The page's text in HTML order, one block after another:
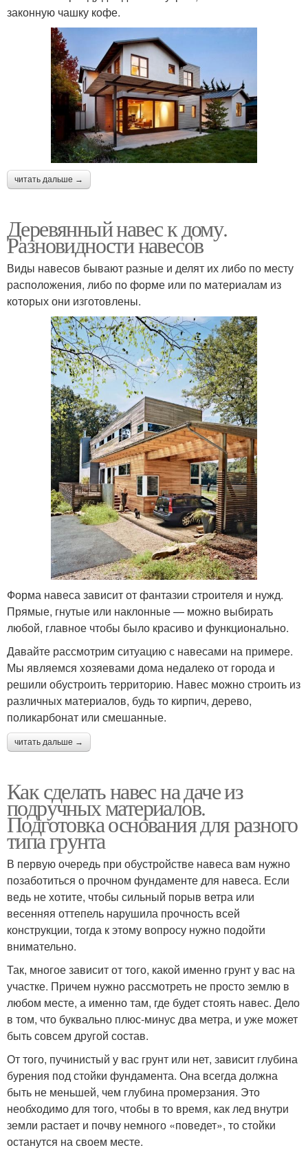
законную чашку кофе.
читать дальше →
Деревянный навес к дому.
Разновидности навесов
Виды навесов бывают разные и делят их либо по месту
расположения, либо по форме или по материалам из
которых они изготовлены.
Форма навеса зависит от фантазии строителя и нужд.
Прямые, гнутые или наклонные — можно выбирать
любой, главное чтобы было красиво и функционально.
Давайте рассмотрим ситуацию с навесами на примере.
Мы являемся хозяевами дома недалеко от города и
решили обустроить территорию. Навес можно строить из
различных материалов, будь то кирпич, дерево,
поликарбонат или смешанные.
читать дальше →
Как сделать навес на даче из
подручных материалов.
Подготовка основания для разного
типа грунта
В первую очередь при обустройстве навеса вам нужно
позаботиться о прочном фундаменте для навеса. Если
ведь не хотите, чтобы сильный порыв ветра или
весенняя оттепель нарушила прочность всей
конструкции, тогда к этому вопросу нужно подойти
внимательно.
Так, многое зависит от того, какой именно грунт у вас на
участке. Причем нужно рассмотреть не просто землю в
любом месте, а именно там, где будет стоять навес. Дело
в том, что буквально плюс-минус два метра, и уже может
быть совсем другой состав.
От того, пучинистый у вас грунт или нет, зависит глубина
бурения под стойки фундамента. Она всегда должна
быть не меньшей, чем глубина промерзания. Это
необходимо для того, чтобы в то время, как лед внутри
земли растает и почву немного «поведет», то стойки
останутся на своем месте.